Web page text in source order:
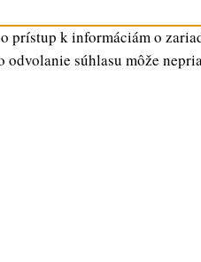
prístup k informáciám o
súhlasu môže